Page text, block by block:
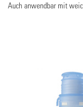
Auch anwendbar mit